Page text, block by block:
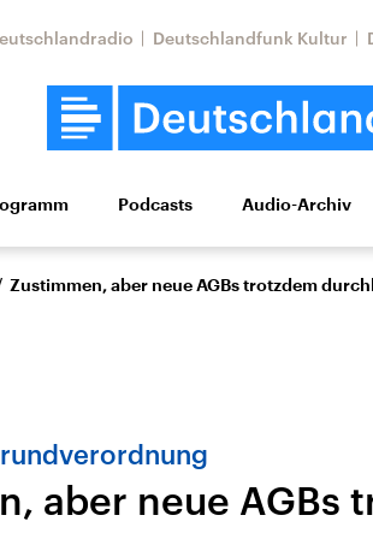
Deutschlandfunk Kultur
Wissen Kultur
Beiträge,
Nahostkonflikt
Podcasts Audio-Archiv
Zustimmen, aber neue AGBs trotzdem
aber neue AGBs